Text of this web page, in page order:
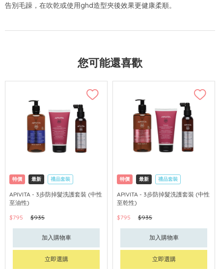
告別毛躁，在吹乾或使用ghd造型夾後效果更健康柔順。
您可能還喜歡
特價 最新 禮品套裝
網購店取 可中國內地配送
APIVITA - 3步防掉髮洗護套裝 (中性
至油性)
$795
$935
加入購物車
立即選購
特價 最新 禮品套裝
網購店取 可中國內地配送
APIVITA - 3步防掉髮洗護套裝 (中性
至乾性)
$795
$935
加入購物車
立即選購